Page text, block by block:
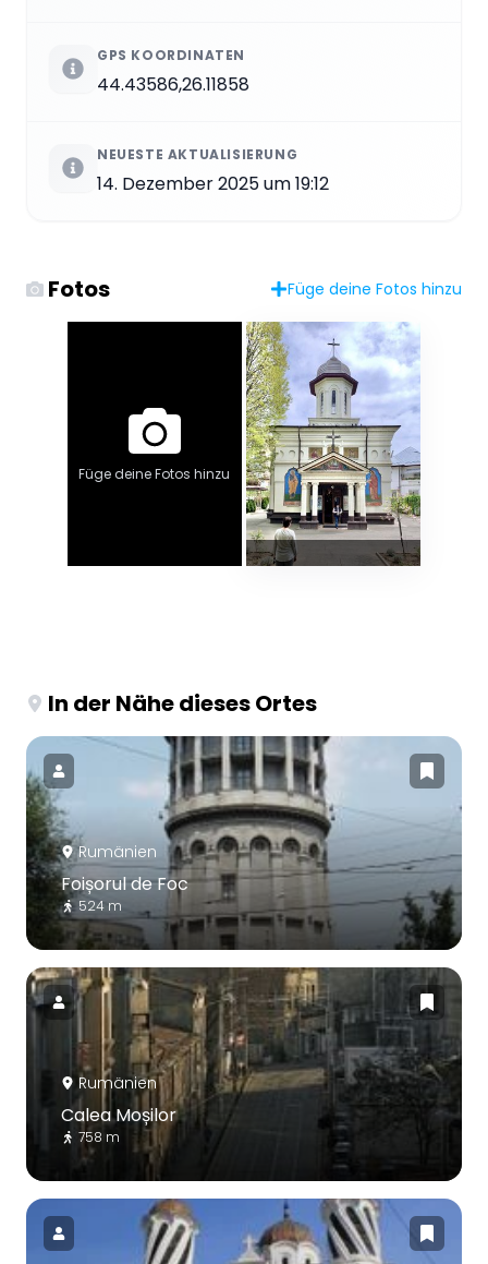
GPS KOORDINATEN
44.43586,26.11858
NEUESTE AKTUALISIERUNG
14. Dezember 2025 um 19:12
Fotos Füge deine Fotos hinzu
Füge deine Fotos hinzu
In der Nähe dieses Ortes
Rumänien
Foișorul de Foc
524 m
Rumänien
Calea Moșilor
758 m